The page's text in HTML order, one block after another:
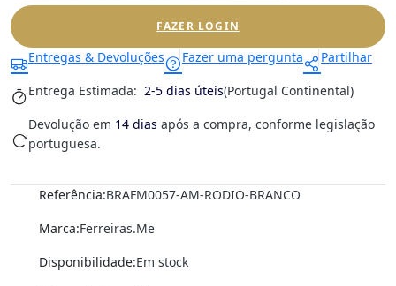
FAZER LOGIN
Entregas & Devoluções Fazer uma pergunta
Partilhar
Entrega Estimada: 2-5 dias úteis(Portugal Continental)
Devolução em 14 dias após a compra, conforme legislação
portuguesa.
Referência:BRAFM0057-AM-RODIO-BRANCO
Marca:Ferreiras.Me
Disponibilidade:Em stock